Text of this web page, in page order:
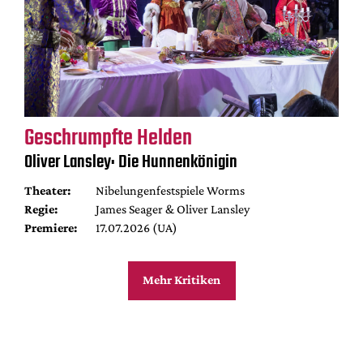
Geschrumpfte Helden
Oliver Lansley: Die Hunnenkönigin
Theater:
Nibelungenfestspiele Worms
Regie:
James Seager & Oliver Lansley
Premiere:
17.07.2026 (UA)
Mehr Kritiken